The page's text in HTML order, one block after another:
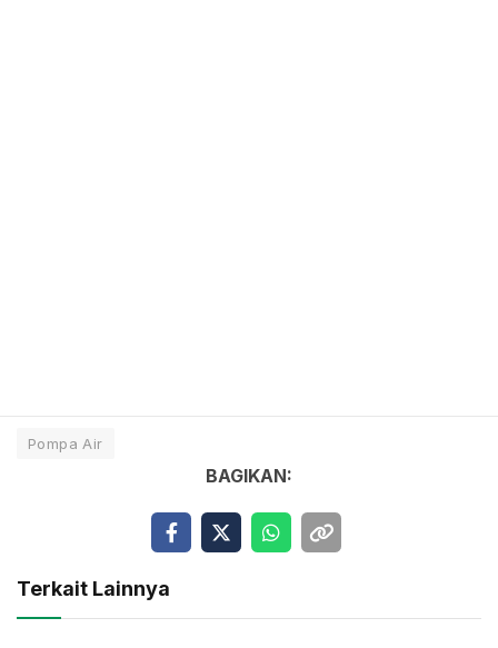
Pompa Air
BAGIKAN:
Terkait Lainnya